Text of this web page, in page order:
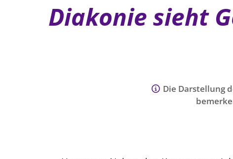
Diakonie sieht
Die Darstellung